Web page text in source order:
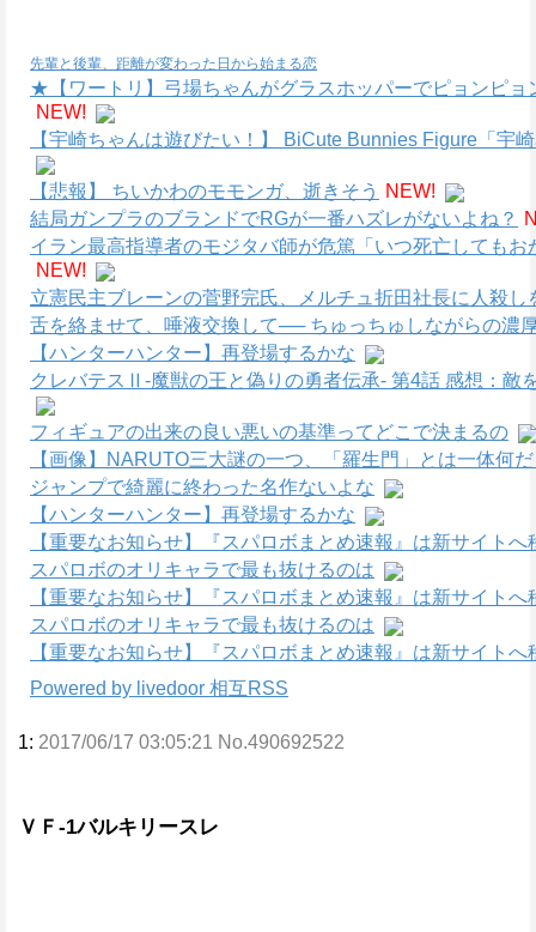
先輩と後輩、距離が変わった日から始まる恋
★【ワートリ】弓場ちゃんがグラスホッパーでピョンピ
NEW!
【宇崎ちゃんは遊びたい！】 BiCute Bunnies Figure「宇
【悲報】 ちいかわのモモンガ、逝きそう
NEW!
結局ガンプラのブランドでRGが一番ハズレがないよね？
イラン最高指導者のモジタバ師が危篤「いつ死亡しても
NEW!
立憲民主ブレーンの菅野完氏、メルチュ折田社長に人殺し
舌を絡ませて、唾液交換して── ちゅっちゅしながらの濃
【ハンターハンター】再登場するかな
クレバテスⅡ-魔獣の王と偽りの勇者伝承- 第4話 感想：敵
フィギュアの出来の良い悪いの基準ってどこで決まるの
【画像】NARUTO三大謎の一つ、「羅生門」とは一体何
ジャンプで綺麗に終わった名作ないよな
【ハンターハンター】再登場するかな
【重要なお知らせ】『スパロボまとめ速報』は新サイトへ
スパロボのオリキャラで最も抜けるのは
【重要なお知らせ】『スパロボまとめ速報』は新サイトへ
スパロボのオリキャラで最も抜けるのは
【重要なお知らせ】『スパロボまとめ速報』は新サイトへ
Powered by livedoor 相互RSS
1: 2017/06/17 03:05:21 No.490692522
ＶＦ-1バルキリースレ